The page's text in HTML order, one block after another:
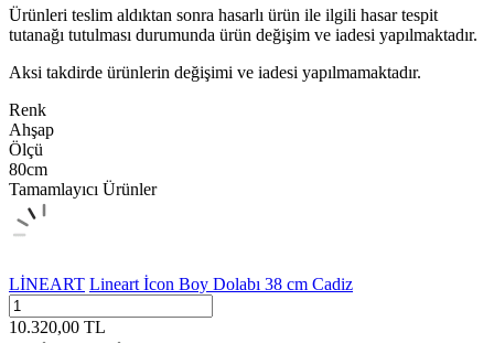
Ürünleri teslim aldıktan sonra hasarlı ürün ile ilgili hasar tespit
tutanağı tutulması durumunda ürün değişim ve iadesi yapılmaktadır.
Aksi takdirde ürünlerin değişimi ve iadesi yapılmamaktadır.
Renk
Ahşap
Ölçü
80cm
Tamamlayıcı Ürünler
LİNEART Lineart İcon Boy Dolabı 38 cm Cadiz
10.320,00 TL